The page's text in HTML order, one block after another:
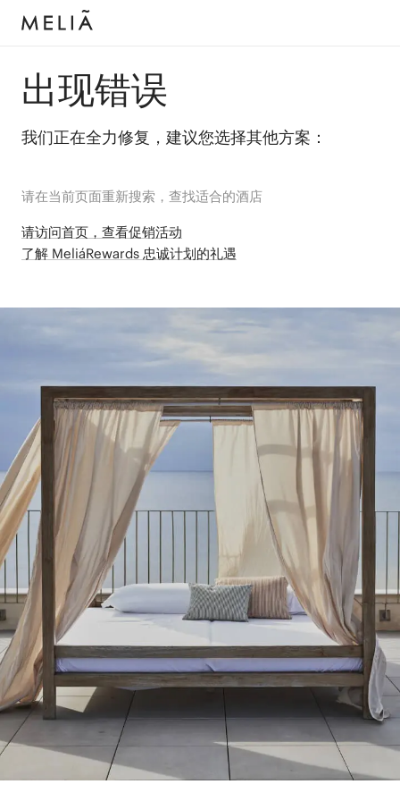
出现错误
我们正在全力修复，建议您选择其他方案：
请在当前页面重新搜索，查找适合的酒店
请访问首页，查看促销活动
了解 MeliáRewards 忠诚计划的礼遇